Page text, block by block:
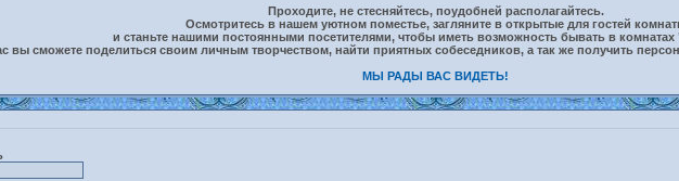
Проходите, не стесняйтесь, поудобней располагайтесь.
Осмотритесь в нашем уютном поместье, загляните в открытые для гостей
и станьте нашими постоянными посетителями, чтобы иметь возможность бывать в комнатах
вы сможете поделиться своим личным творчеством, найти приятных собеседников, а так же получить
МЫ РАДЫ ВАС ВИДЕТЬ!